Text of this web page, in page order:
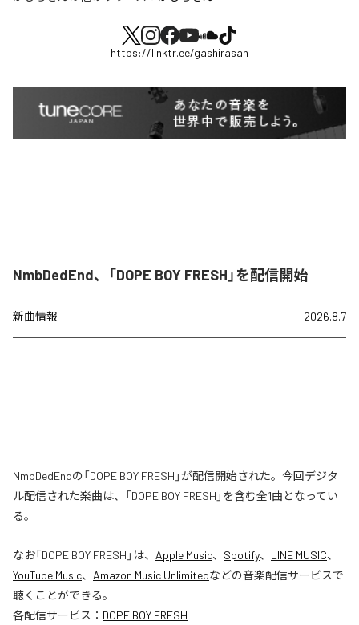
https://linktr.ee/gashirasan
NmbDedEnd、「DOPE BOY FRESH」を配信開始
新曲情報 2026.8.7
NmbDedEndの「DOPE BOY FRESH」が配信開始された。今回デジタ
ル配信された楽曲は、「DOPE BOY FRESH」を含む全1曲となってい
る。
なお「DOPE BOY FRESH 」は、 Apple Music、 Spotify、 LINE MUSIC、
YouTube Music、 Amazon Music Unlimitedなどの音楽配信サービスで
聴くことができる。
各配信サービス： DOPE BOY FRESH